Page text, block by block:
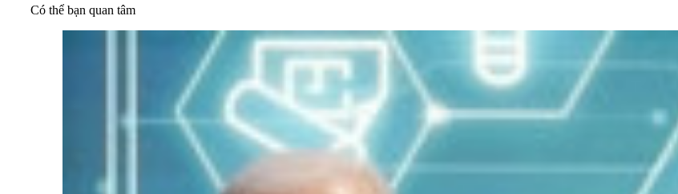
Có thể bạn quan tâm